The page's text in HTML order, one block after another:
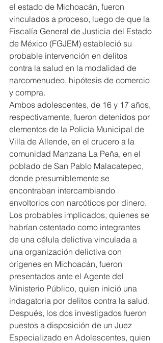
el estado de Michoacán, fueron
vinculados a proceso, luego de que la
Fiscalía General de Justicia del Estado
de México (FGJEM) estableció su
probable intervención en delitos
contra la salud en la modalidad de
narcomenudeo, hipótesis de comercio
y compra.
Ambos adolescentes, de 16 y 17 años,
respectivamente, fueron detenidos por
elementos de la Policía Municipal de
Villa de Allende, en el crucero a la
comunidad Manzana La Peña, en el
poblado de San Pablo Malacatepec,
donde presumiblemente se
encontraban intercambiando
envoltorios con narcóticos por dinero.
Los probables implicados, quienes se
habrían ostentado como integrantes
de una célula delictiva vinculada a
una organización delictiva con
orígenes en Michoacán, fueron
presentados ante el Agente del
Ministerio Público, quien inició una
indagatoria por delitos contra la salud.
Después, los dos investigados fueron
puestos a disposición de un Juez
Especializado en Adolescentes, quien